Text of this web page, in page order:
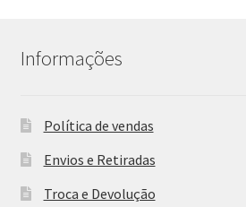
Informações
Política de vendas
Envios e Retiradas
Troca e Devolução